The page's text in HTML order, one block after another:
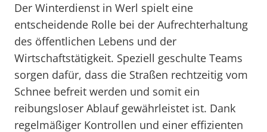
Der Winterdienst in Werl spielt eine
entscheidende Rolle bei der Aufrechterhaltung
des öffentlichen Lebens und der
Wirtschaftstätigkeit. Speziell geschulte Teams
sorgen dafür, dass die Straßen rechtzeitig vom
Schnee befreit werden und somit ein
reibungsloser Ablauf gewährleistet ist. Dank
regelmäßiger Kontrollen und einer effizienten